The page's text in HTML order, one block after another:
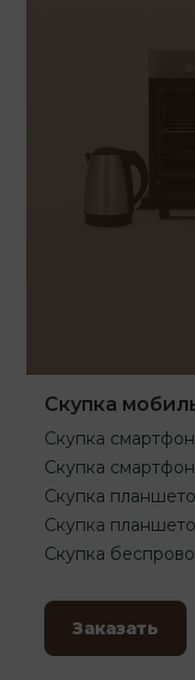
Скупка
Скупка
Скупка
Скупка
Скупка
Скупка
Заказать